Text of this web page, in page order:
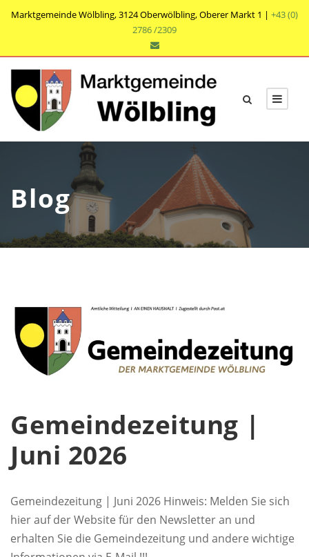
Marktgemeinde Wölbling, 3124 Oberwölbling, Oberer Markt 1 | +43 (0)
2786 /2309
Blog
Gemeindezeitung |
Juni 2026
Gemeindezeitung | Juni 2026 Hinweis: Melden Sie sich
hier auf der Website für den Newsletter an und
erhalten Sie die Gemeindezeitung und andere wichtige